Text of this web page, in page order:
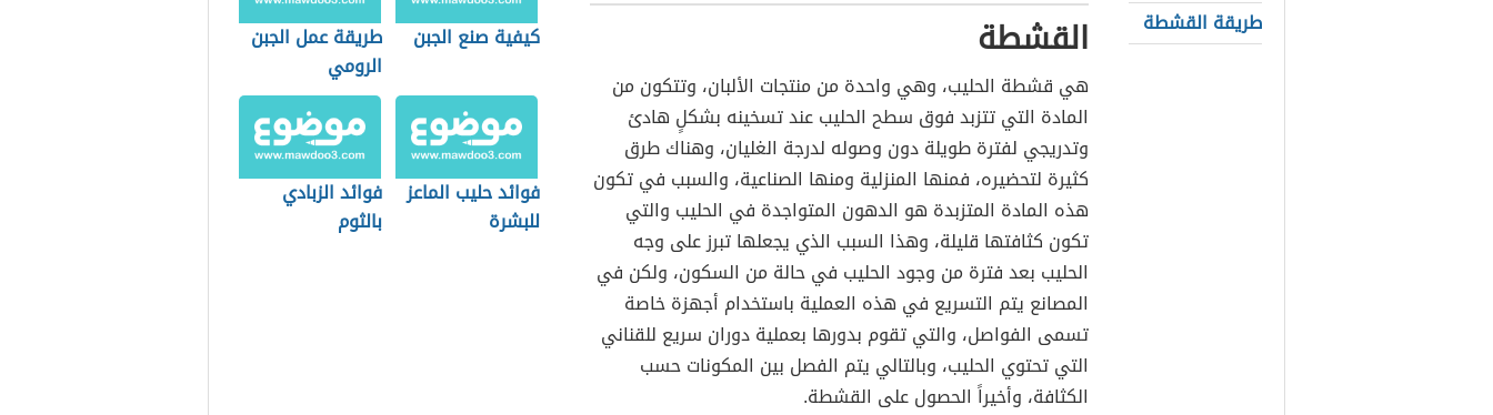
طريقة القشطة
القشطة
هي قشطة الحليب، وهي واحدة من منتجات الألبان، وتتكون من
المادة التي تتزبد فوق سطح الحليب عند تسخينه بشكلٍ هادئ
وتدريجي لفترة طويلة دون وصوله لدرجة الغليان، وهناك طرق
كثيرة لتحضيره، فمنها المنزلية ومنها الصناعية، والسبب في تكون
هذه المادة المتزبدة هو الدهون المتواجدة في الحليب والتي
تكون كثافتها قليلة، وهذا السبب الذي يجعلها تبرز على وجه
الحليب بعد فترة من وجود الحليب في حالة من السكون، ولكن في
المصانع يتم التسريع في هذه العملية باستخدام أجهزة خاصة
تسمى الفواصل، والتي تقوم بدورها بعملية دوران سريع للقناني
التي تحتوي الحليب، وبالتالي يتم الفصل بين المكونات حسب
الكثافة، وأخيراً الحصول على القشطة.
كيفية صنع الجبن
طريقة عمل الجبن
الرومي
فوائد حليب الماعز
للبشرة
فوائد الزبادي
بالثوم